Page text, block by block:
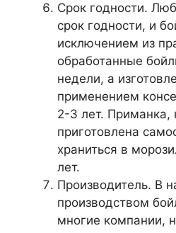
Срок годности.
срок годности, и
исключением из
обработанные
недели, а
применением
2-3 лет. Приманка,
приготовлена
храниться в
лет.
Производитель. В
производством
многие компании,